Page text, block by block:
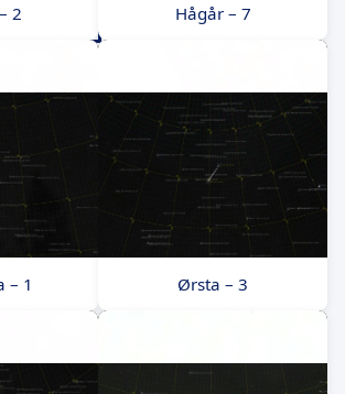
2 Hågår – 7
– 1 Ørsta – 3